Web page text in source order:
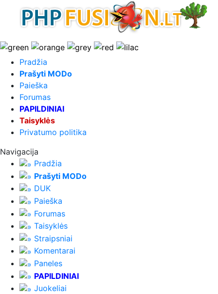
Pradžia
Prašyti MODo
Paieška
Forumas
PAPILDINIAI
Taisyklės
Privatumo politika
Navigacija
Pradžia
Prašyti MODo
DUK
Paieška
Forumas
Taisyklės
Straipsniai
Komentarai
Paneles
PAPILDINIAI
Juokeliai